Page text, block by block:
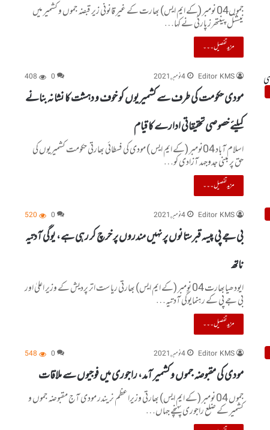
جموں04 نومبر (کے ایم ایس) بھارت کے غیر قانونی زیر قبضہ جموں و کشمیر میں
نیشنل پینتھرز پارٹی نے کہا…
مزید تفصیل۔۔۔
Editor KMS 4 نومبر, 2021 0
408
مودی حکومت کی طرف سے کشمیریوں کو خوف و دہشت کا نشانہ بنانے
کیلئے خصوصی تحقیقاتی ادارے کا قیام
اسلام آباد 04نومبر (کے ایم ایس ) مودی کی فسطائی بھارتی حکومت کشمیریوں کی
حق پر مبنی جدوجہد آزادی کو…
مزید تفصیل۔۔۔
Editor KMS 4 نومبر, 2021 0
520
بی جے پی پیسہ قبرستانوں پر نہیں مندروں پر خرچ کر رہی ہے، یوگی آدتیہ
ناتھ
ایودھیابھارت 04 نومبر (کے ایم ایس) بھارتی ریاست اتر پردیش کے وزیر اعلیٰ اور
بی جے پی کے رہنمایوگی آدتیہ…
مزید تفصیل۔۔۔
Editor KMS 4 نومبر, 2021 0
548
مودی کی مقبوضہ جموں و کشمیر آمد، راجوری میں فوجیوں سے ملاقات
جموں 04 نومبر (کے ایم ایس) بھارتی وزیراعظم نریندر مودی آج مقبوضہ جموں و
کشمیر کے ضلع راجوری پہنچے جہاں…